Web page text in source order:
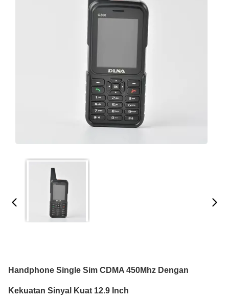
Handphone Single Sim CDMA 450Mhz Dengan
Kekuatan Sinyal Kuat 12.9 Inch